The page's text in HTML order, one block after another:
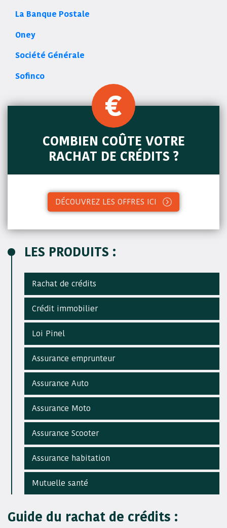
La Banque Postale
Oney
Société Générale
Sofinco
COMBIEN COÛTE VOTRE
RACHAT DE CRÉDITS ?
DÉCOUVREZ LES OFFRES ICI
LES PRODUITS :
Rachat de crédits
Crédit immobilier
Loi Pinel
Assurance emprunteur
Assurance Auto
Assurance Moto
Assurance Scooter
Assurance habitation
Mutuelle santé
Guide du rachat de crédits :